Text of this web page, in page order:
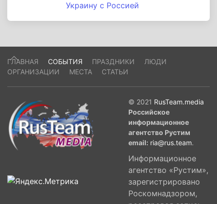
Украину с Россией
ГЛАВНАЯ СОБЫТИЯ ПРАЗДНИКИ
ЛЮДИ
ОРГАНИЗАЦИИ
МЕСТА СТАТЬИ
© 2021 RusTeam.media
Российское
информационное
агентство Рустим
email: ria@rus.team.
Информационное
агентство «Рустим»,
зарегистрировано
Роскомнадзором,